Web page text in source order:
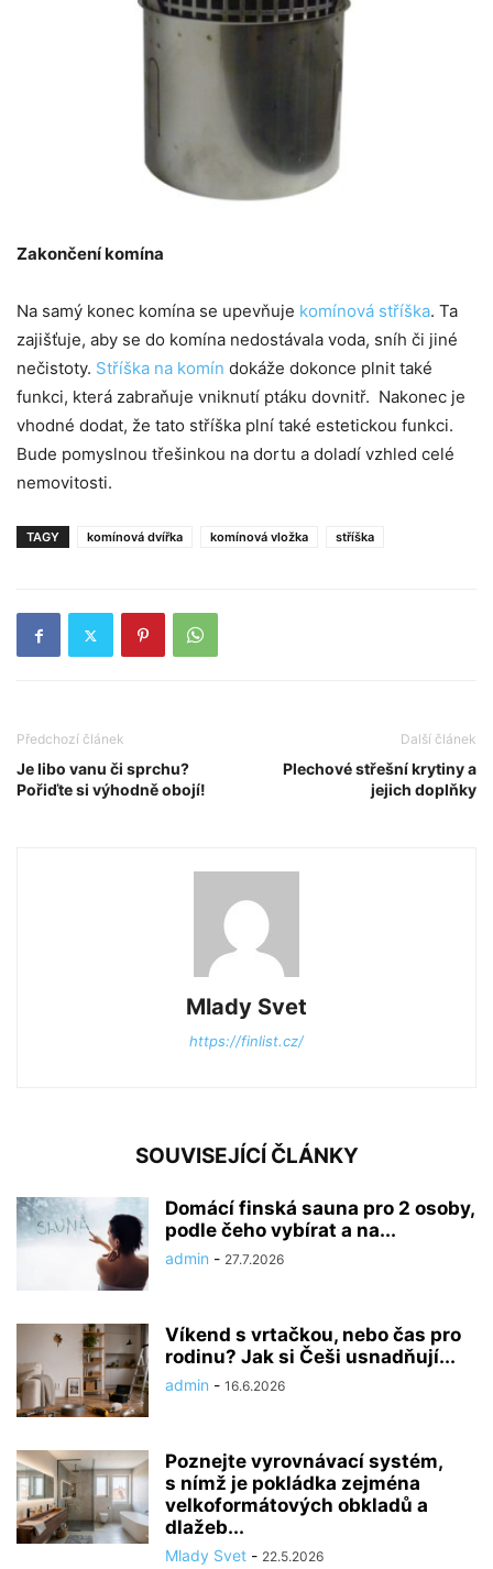
Zakončení komína
Na samý konec komína se upevňuje komínová stříška. Ta
zajišťuje, aby se do komína nedostávala voda, sníh či jiné
nečistoty. Stříška na komín dokáže dokonce plnit také
funkci, která zabraňuje vniknutí ptáku dovnitř. Nakonec je
vhodné dodat, že tato stříška plní také estetickou funkci.
Bude pomyslnou třešinkou na dortu a doladí vzhled celé
nemovitosti.
TAGY komínová dvířka komínová vložka stříška
Předchozí článek
Je libo vanu či sprchu?
Pořiďte si výhodně obojí!
Další článek
Plechové střešní krytiny a
jejich doplňky
Mlady Svet
https://finlist.cz/
SOUVISEJÍCÍ ČLÁNKY
Domácí finská sauna pro 2 osoby,
podle čeho vybírat a na...
admin - 27.7.2026
Víkend s vrtačkou, nebo čas pro
rodinu? Jak si Češi usnadňují...
admin - 16.6.2026
Poznejte vyrovnávací systém,
s nímž je pokládka zejména
velkoformátových obkladů a
dlažeb...
Mlady Svet - 22.5.2026